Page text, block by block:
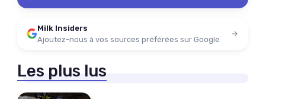
Milk Insiders
Ajoutez-nous à vos sources préférées sur Google
Les plus lus